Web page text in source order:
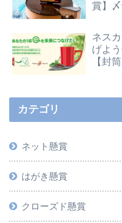
賞】
ネス
げよ
【封
カテゴリ
ネット懸賞
はがき懸賞
クローズド懸賞